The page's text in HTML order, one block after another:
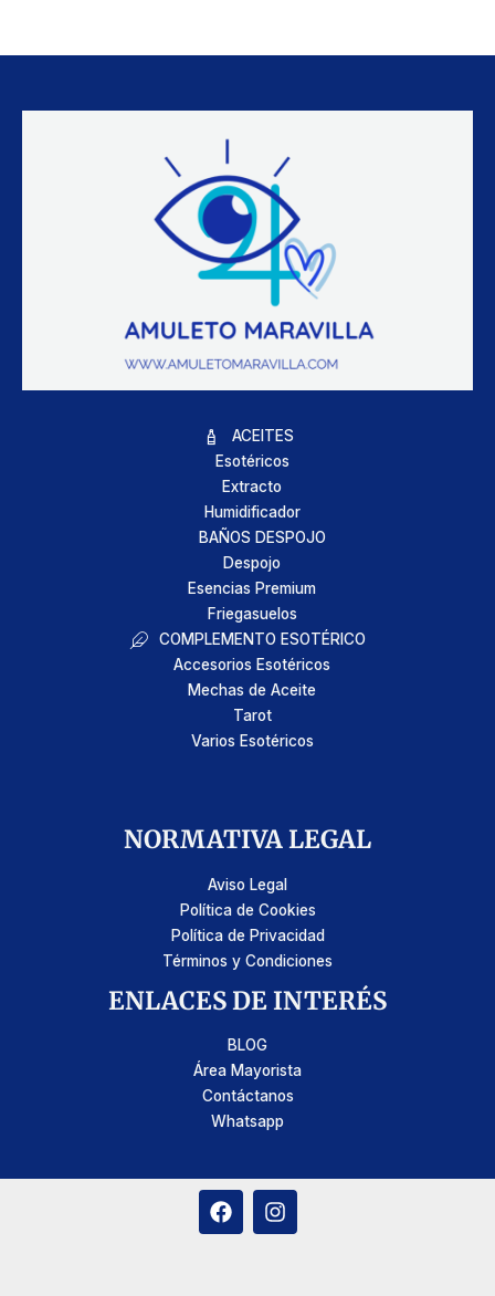
ACEITES
Esotéricos
Extracto
Humidificador
BAÑOS DESPOJO
Despojo
Esencias Premium
Friegasuelos
COMPLEMENTO ESOTÉRICO
Accesorios Esotéricos
Mechas de Aceite
Tarot
Varios Esotéricos
NORMATIVA LEGAL
Aviso Legal
Política de Cookies
Política de Privacidad
Términos y Condiciones
ENLACES DE INTERÉS
BLOG
Área Mayorista
Contáctanos
Whatsapp
F
a
I
n